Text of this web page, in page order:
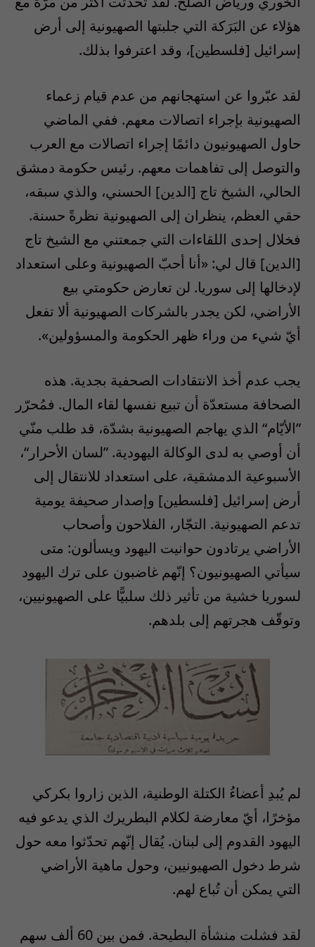
هؤلاء عن البَرَكة التي جلبتها الصهيونية إلى أرض
إسرائيل [فلسطين]، وقد اعترفوا بذلك.
لقد عبّروا عن استهجانهم من عدم قيام زعماء
الصهيونية بإجراء اتصالات معهم. ففي الماضي
حاول الصهيونيون دائمًا إجراء اتصالات مع العرب
والتوصل إلى تفاهمات معهم. رئيس حكومة دمشق
الحالي، الشيخ تاج [الدين] الحسني، والذي سبقه،
حقي العظم، ينظران إلى الصهيونية نظرةً حسنة.
فخلال إحدى اللقاءات التي جمعتني مع الشيخ تاج
[الدين] قال لي: «أنا أحبّ الصهيونية وعلى استعداد
لإدخالها إلى سوريا. لن تعارض حكومتي بيع
الأراضي، لكن يجدر بالشركات الصهيونية ألا تفعل
أيّ شيء من وراء ظهر الحكومة والمسؤولين».
يجب عدم أخذ الانتقادات الصحفية بجدية. هذه
الصحافة مستعدّة أن تبيع نفسها لقاء المال. فمُحرّر
”الأيّام“ الذي يهاجم الصهيونية بشدّة، قد طلب منّي
أن أوصي به لدى الوكالة اليهودية. ”لسان الأحرار“،
الأسبوعية الدمشقية، على استعداد للانتقال إلى
أرض إسرائيل [فلسطين] وإصدار صحيفة يومية
تدعم الصهيونية. التجّار، الفلاحون وأصحاب
الأراضي يرتادون حوانيت اليهود ويسألون: متى
سيأتي الصهيونيون؟ إنّهم غاضبون على ترك اليهود
لسوريا خشية من تأثير ذلك سلبيًّا على الصهيونيين،
وتوقّف هجرتهم إلى بلدهم.
لم يُبدِ أعضاءُ الكتلة الوطنية، الذين زاروا بكركي
مؤخرًا، أيّ معارضة لكلام البطريرك الذي يدعو فيه
اليهود القدوم إلى لبنان. يُقال إنّهم تحدّثوا معه حول
شرط دخول الصهيونيين، وحول ماهية الأراضي
التي يمكن أن تُباع لهم.
لقد فشلت منشأة البطيحة. فمن بين 60 ألف سهم